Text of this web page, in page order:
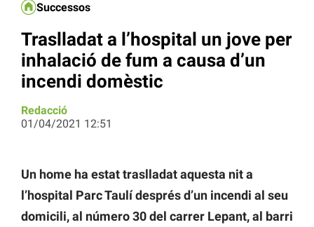
Successos
Traslladat a l’hospital un jove per
inhalació de fum a causa d’un
incendi domèstic
Redacció
01/04/2021 12:51
Un home ha estat traslladat aquesta nit a
l’hospital Parc Taulí després d’un incendi al seu
domicili, al número 30 del carrer Lepant, al barri